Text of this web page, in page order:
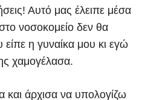
Αυτό μας έλειπε μέσα
νοσοκομείο δεν θα
η γυναίκα μου κι εγώ
χαμογέλασα.
και άρχισα να υπολογίζω